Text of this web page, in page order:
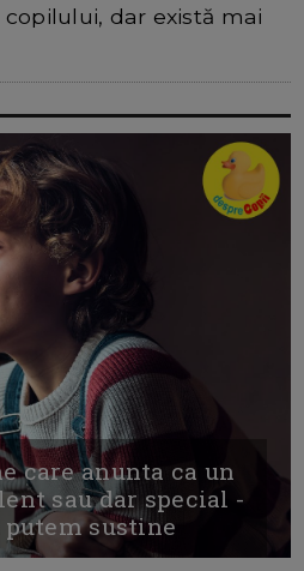
dar există mai
care anunta ca un
sau dar special -
sustine